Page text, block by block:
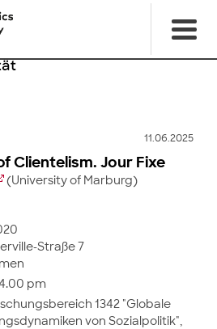
11.06.2025
Clientelism. Jour Fixe
(University of Marburg)
Straße 7
pm
1342 "Globale
von Sozialpolitik",